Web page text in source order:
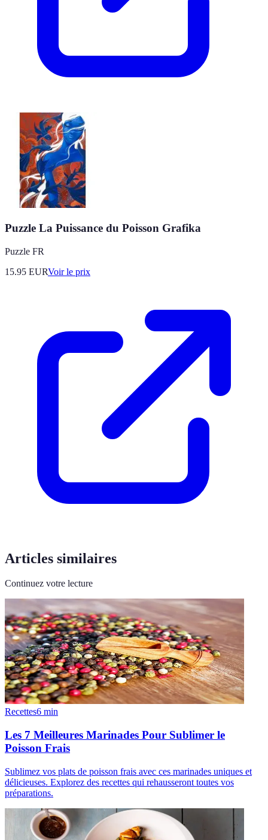
Puzzle La Puissance du Poisson Grafika
Puzzle FR
15.95 EURVoir le prix
Articles similaires
Continuez votre lecture
Recettes6 min
Les 7 Meilleures Marinades Pour Sublimer le
Poisson Frais
Sublimez vos plats de poisson frais avec ces marinades uniques et
délicieuses. Explorez des recettes qui rehausseront toutes vos
préparations.